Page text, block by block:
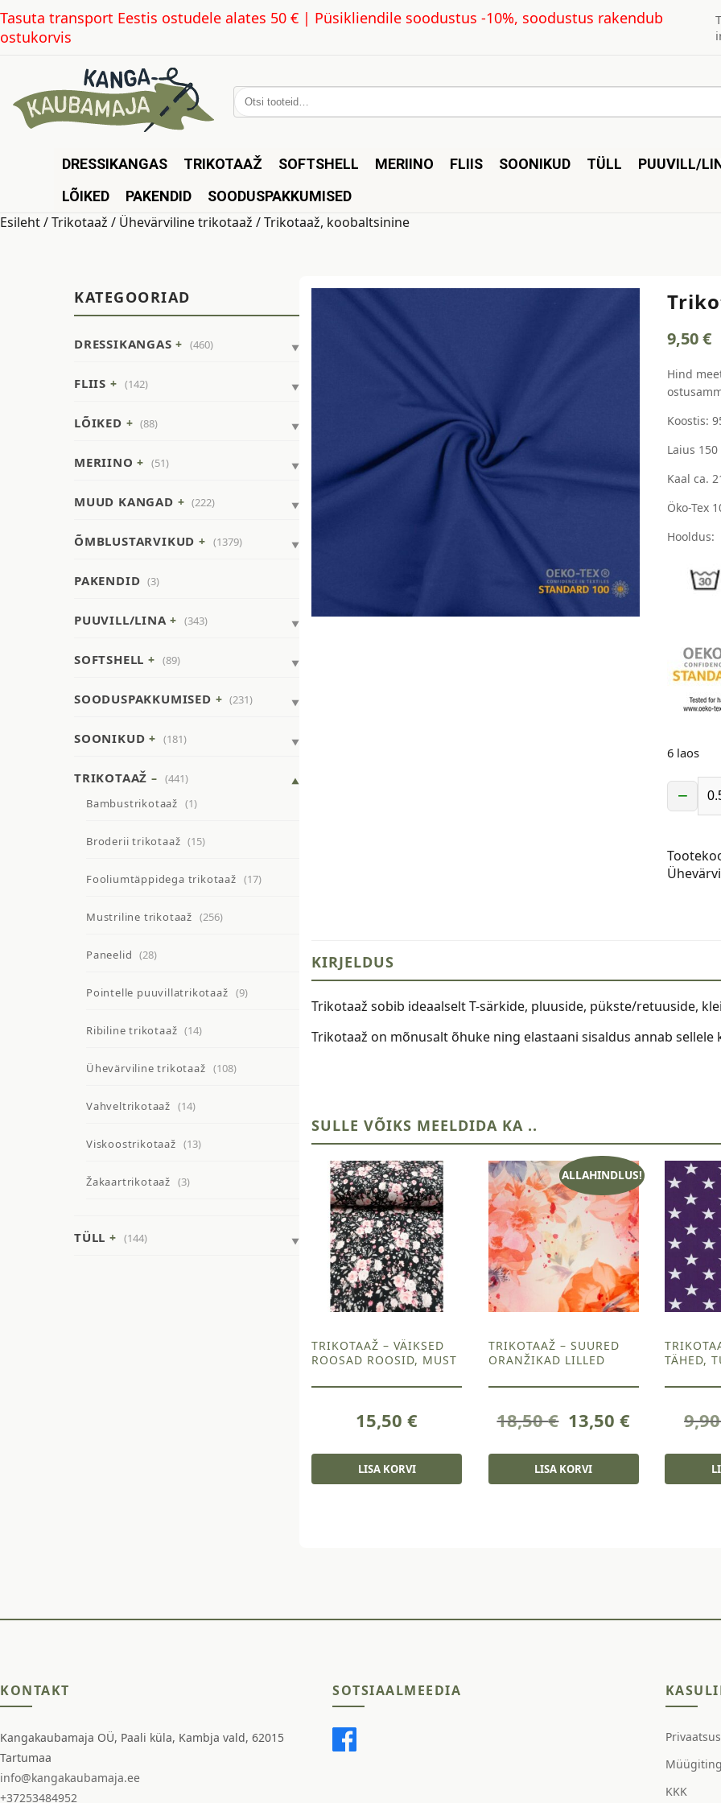
Tasuta transport Eestis ostudele alates 50 € | Püsikliendile soodustus -10%, soodustus rakendub
ostukorvis
Otsi:
DRESSIKANGAS TRIKOTAAŽ SOFTSHELL MERIINO FLIIS SOONIKUD TÜLL PUUVILL/
LÕIKED
PAKENDID SOODUSPAKKUMISED
Esileht/Trikotaaž / Ühevärviline trikotaaž / Trikotaaž, koobaltsinine
KATEGOORIAD
DRESSIKANGAS (460)
FLIIS (142)
LÕIKED (88)
MERIINO (51)
MUUD KANGAD (222)
ÕMBLUSTARVIKUD (1379)
PAKENDID (3)
PUUVILL/LINA (343)
SOFTSHELL (89)
SOODUSPAKKUMISED (231)
SOONIKUD (181)
TRIKOTAAŽ
(441)
Bambustrikotaaž (1)
Broderii trikotaaž (15)
Fooliumtäppidega trikotaaž (17)
Mustriline trikotaaž (256)
Paneelid (28)
Pointelle puuvillatrikotaaž (9)
Ribiline trikotaaž (14)
Ühevärviline trikotaaž (108)
Vahveltrikotaaž (14)
Viskoostrikotaaž (13)
Žakaartrikotaaž (3)
TÜLL (144)
9,50€
Hind
Koostis:
Laius 150
Kaal ca.
Öko-Tex
Hooldus:
6 laos
−
KIRJELDUS
Trikotaaž sobib ideaalselt T-särkide, pluuside, pükste/retuuside,
Trikotaaž on mõnusalt õhuke ning elastaani sisaldus annab sellele
SULLE VÕIKS MEELDIDA KA ..
TRIKOTAAŽ – VÄIKSED
ROOSAD ROOSID, MUST
15,50€
LISA KORVI
ALLAHINDLUS!
TRIKOTAAŽ – SUURED
ORANŽIKAD LILLED
18,50€ Algne
oli:
18,50 €.
13,50€Current
13,50 €.
LISA KORVI
TÄHED,
KONTAKT
Kangakaubamaja OÜ, Paali küla, Kambja vald, 62015
Tartumaa
info@kangakaubamaja.ee
+37253484952
SOTSIAALMEEDIA
KKK